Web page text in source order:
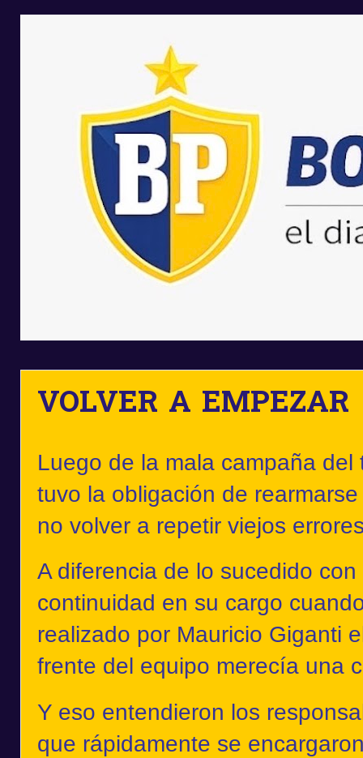
VOLVER A EMPEZAR
Luego de la mala campaña
tuvo la obligación de
no volver a repetir viejos
A diferencia de lo sucedido
continuidad en su cargo
realizado por Mauricio Giganti
frente del equipo merecía una
Y eso entendieron los
que rápidamente se